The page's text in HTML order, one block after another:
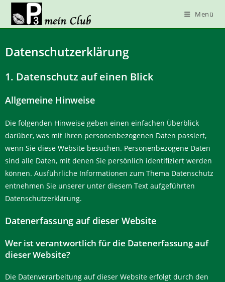
Menü
Datenschutzerklärung
1. Datenschutz auf einen Blick
Allgemeine Hinweise
Die folgenden Hinweise geben einen einfachen Überblick
darüber, was mit Ihren personenbezogenen Daten passiert,
wenn Sie diese Website besuchen. Personenbezogene Daten
sind alle Daten, mit denen Sie persönlich identifiziert werden
können. Ausführliche Informationen zum Thema Datenschutz
entnehmen Sie unserer unter diesem Text aufgeführten
Datenschutzerklärung.
Datenerfassung auf dieser Website
Wer ist verantwortlich für die Datenerfassung auf
dieser Website?
Die Datenverarbeitung auf dieser Website erfolgt durch den